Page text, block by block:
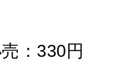
：330円 卸